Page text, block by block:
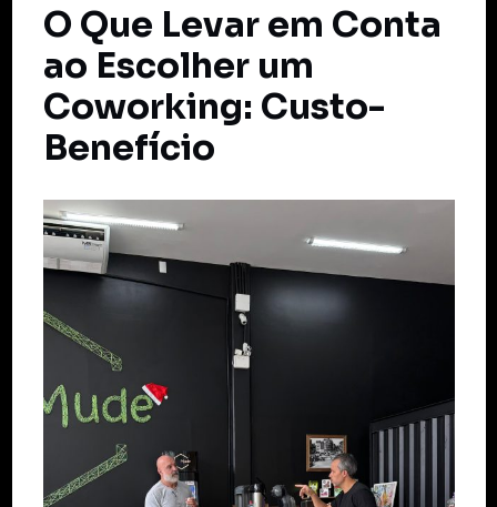
O Que Levar em Conta
ao Escolher um
Coworking: Custo-
Benefício